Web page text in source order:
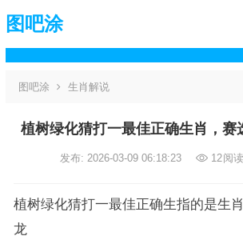
图吧涂
图吧涂 生肖解说
植树绿化猜打一最佳正确生肖，赛
发布: 2026-03-09 06:18:23 12阅读
植树绿化猜打一最佳正确生指的是生
龙